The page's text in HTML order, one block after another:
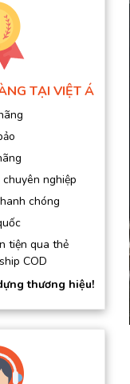
TẠI VIỆT Á
nghiệp
chóng
tiện qua thẻ
COD
thương hiệu!